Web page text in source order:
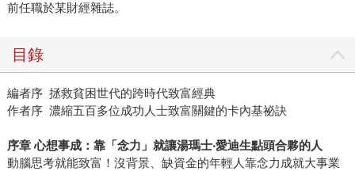
前任職於某財經雜誌。
目錄
編者序 拯救貧困世代的跨時代致富經典
作者序 濃縮五百多位成功人士致富關鍵的卡內基祕訣
序章 心想事成：靠「念力」就讓湯瑪士‧愛迪生點頭合夥的人
動腦思考就能致富！沒背景、缺資金的年輕人靠念力成就大事業